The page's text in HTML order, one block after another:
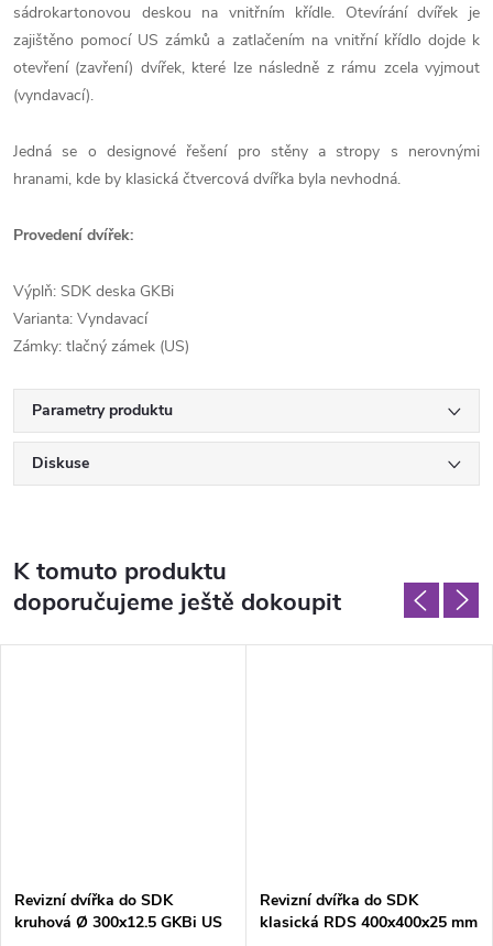
sádrokartonovou deskou na vnitřním křídle. Otevírání dvířek je
zajištěno pomocí US zámků a zatlačením na vnitřní křídlo dojde k
otevření (zavření) dvířek, které lze následně z rámu zcela vyjmout
(vyndavací).
Jedná se o designové řešení pro stěny a stropy s nerovnými
hranami, kde by klasická čtvercová dvířka byla nevhodná.
Provedení dvířek:
Výplň: SDK deska GKBi
Varianta: Vyndavací
Zámky: tlačný zámek (US)
Parametry produktu
Diskuse
K tomuto produktu
doporučujeme ještě dokoupit
Revizní dvířka do SDK
kruhová Ø 300x12.5 GKBi US
Revizní dvířka do SDK
klasická RDS 400x400x25 mm